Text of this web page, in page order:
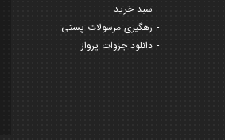
سبد خرید
رهگیری مرسولات پستی
دانلود جزوات پرواز